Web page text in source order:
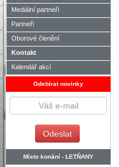
Mediální partneři
Partneři
Oborové členění
Kontakt
Kalendář akcí
Odebírat novinky
Místo konání - LETŇANY